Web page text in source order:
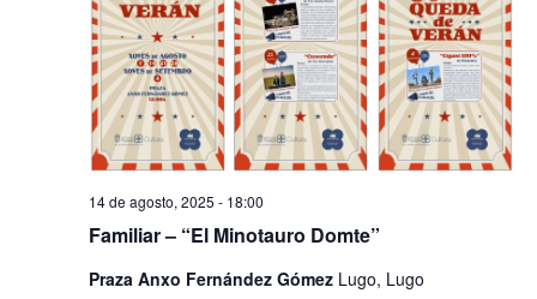
Familiar – “El Minotauro Domte”
14 de agosto, 2025 - 18:00
Praza Anxo Fernández Gómez Lugo, Lugo